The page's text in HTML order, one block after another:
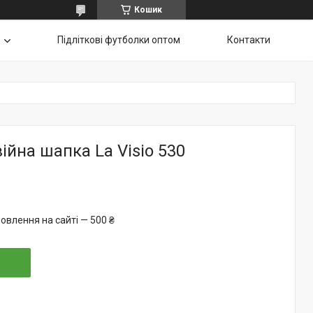
Кошик
Підліткові футболки оптом Контакти
шапка La Visio 530
на сайті — 500 ₴